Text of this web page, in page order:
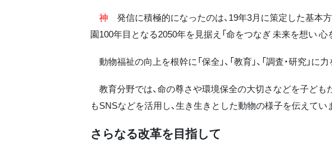
神 発信に積極的になったのは、19年3月に策定した基本
園100年目となる2050年を見据え「命をつなぎ 未来を想い 心
動物福祉の向上を根幹に「保全」、「教育」、「調査・研究」に
教育分野では、命の尊さや環境保全の大切さなどを子ど
もSNSなどを活用し、生き生きとした動物の様子を伝えてい
さらなる改革を目指して